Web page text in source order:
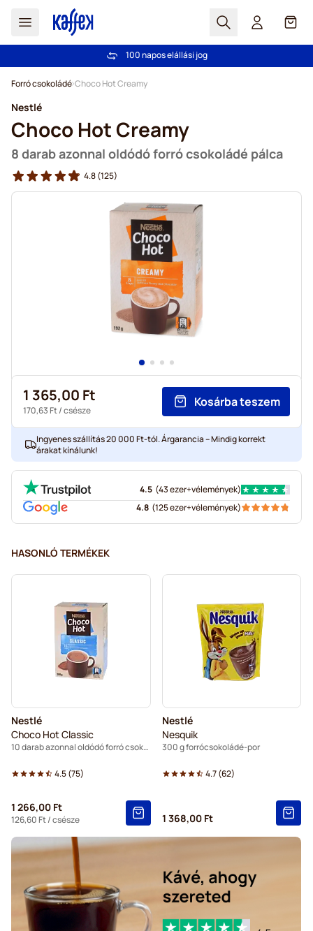
Search Cart
Ingyenes szállítás 20 000 Ft-tól
100 napos elállási jog
Forró csokoládé Choco Hot Creamy
Nestlé
Choco Hot Creamy
8 darab azonnal oldódó forró csokoládé pálca
4.8(125)
1 365,00 Ft
170,63 Ft/ csésze
Kosárba teszem
Ingyenes szállítás 20 000 Ft-tól. Árgarancia – Mindig korrekt
árakat kínálunk!
4.5 (43 ezer+vélemények)
4.8 (125 ezer+vélemények)
HASONLÓ TERMÉKEK
Nestlé
Choco Hot Classic
10 darab azonnal oldódó forró csokoládé pálca
4.5(75)
1 266,00 Ft
126,60 Ft/ csésze
Nestlé
Nesquik
300 g forrócsokoládé-por
4.7(62)
1 368,00 Ft